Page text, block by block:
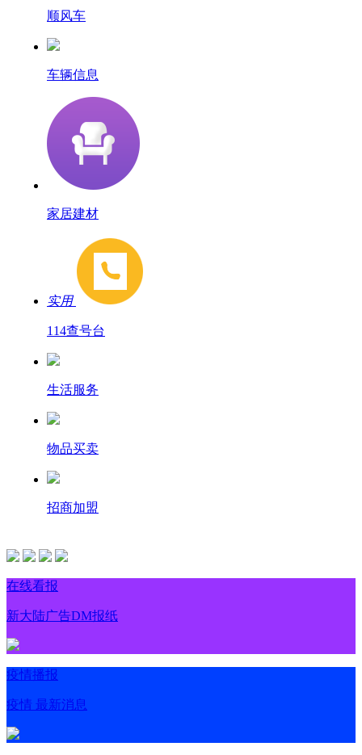
顺风车
车辆信息
家居建材
实用
114查号台
生活服务
物品买卖
招商加盟
在线看报
新大陆广告DM报纸
疫情播报
疫情 最新消息